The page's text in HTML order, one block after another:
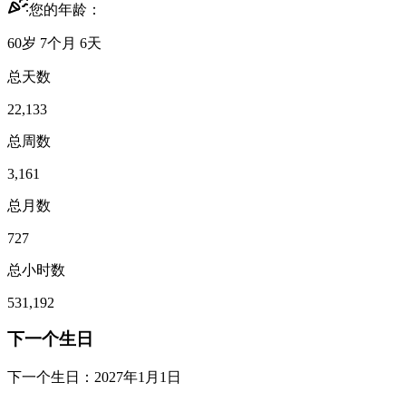
您的年龄：
60岁 7个月 6天
总天数
22,133
总周数
3,161
总月数
727
总小时数
531,192
下一个生日
下一个生日： 2027年1月1日